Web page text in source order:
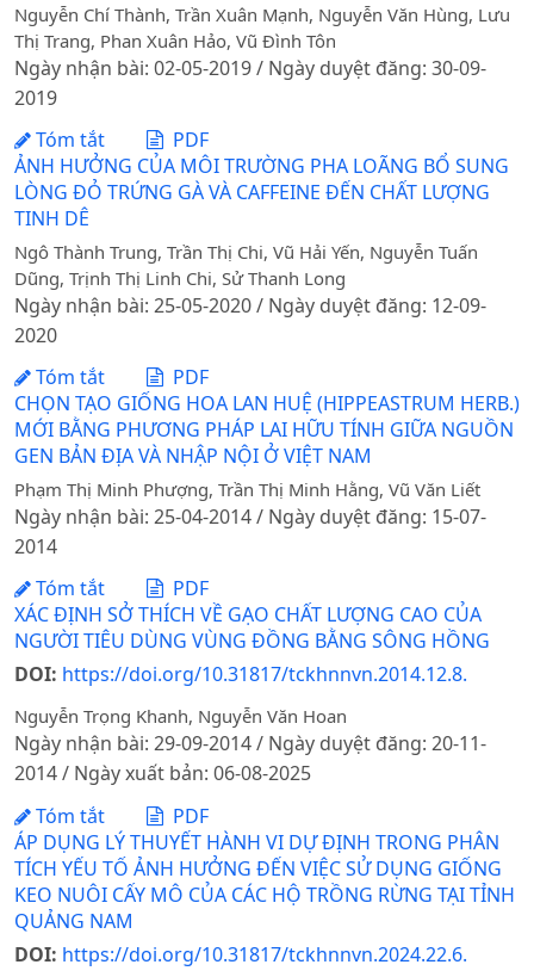
Nguyễn Chí Thành, Trần Xuân Mạnh, Nguyễn Văn Hùng, Lưu
Thị Trang, Phan Xuân Hảo, Vũ Đình Tôn
Ngày nhận bài: 02-05-2019 / Ngày duyệt đăng: 30-09-
2019
Tóm tắt
PDF
ẢNH HƯỞNG CỦA MÔI TRƯỜNG PHA LOÃNG BỔ SUNG
LÒNG ĐỎ TRỨNG GÀ VÀ CAFFEINE ĐẾN CHẤT LƯỢNG
TINH DÊ
Ngô Thành Trung, Trần Thị Chi, Vũ Hải Yến, Nguyễn Tuấn
Dũng, Trịnh Thị Linh Chi, Sử Thanh Long
Ngày nhận bài: 25-05-2020 / Ngày duyệt đăng: 12-09-
2020
Tóm tắt
PDF
CHỌN TẠO GIỐNG HOA LAN HUỆ (HIPPEASTRUM HERB.)
MỚI BẰNG PHƯƠNG PHÁP LAI HỮU TÍNH GIỮA NGUỒN
GEN BẢN ĐỊA VÀ NHẬP NỘI Ở VIỆT NAM
Phạm Thị Minh Phượng, Trần Thị Minh Hằng, Vũ Văn Liết
Ngày nhận bài: 25-04-2014 / Ngày duyệt đăng: 15-07-
2014
Tóm tắt
PDF
XÁC ĐỊNH SỞ THÍCH VỀ GẠO CHẤT LƯỢNG CAO CỦA
NGƯỜI TIÊU DÙNG VÙNG ĐỒNG BẰNG SÔNG HỒNG
DOI: https://doi.org/10.31817/tckhnnvn.2014.12.8.
Nguyễn Trọng Khanh, Nguyễn Văn Hoan
Ngày nhận bài: 29-09-2014 / Ngày duyệt đăng: 20-11-
2014 / Ngày xuất bản: 06-08-2025
Tóm tắt
PDF
ÁP DỤNG LÝ THUYẾT HÀNH VI DỰ ĐỊNH TRONG PHÂN
TÍCH YẾU TỐ ẢNH HƯỞNG ĐẾN VIỆC SỬ DỤNG GIỐNG
KEO NUÔI CẤY MÔ CỦA CÁC HỘ TRỒNG RỪNG TẠI TỈNH
QUẢNG NAM
DOI: https://doi.org/10.31817/tckhnnvn.2024.22.6.